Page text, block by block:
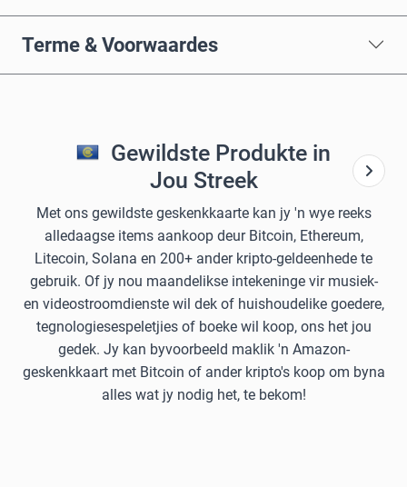
Terme & Voorwaardes
Gewildste Produkte in
Jou Streek
Met ons gewildste geskenkkaarte kan jy 'n wye reeks
alledaagse items aankoop deur Bitcoin, Ethereum,
Litecoin, Solana en 200+ ander kripto-geldeenhede te
gebruik. Of jy nou maandelikse intekeninge vir musiek-
en videostroomdienste wil dek of huishoudelike goedere,
tegnologiesespeletjies of boeke wil koop, ons het jou
gedek. Jy kan byvoorbeeld maklik 'n Amazon-
geskenkkaart met Bitcoin of ander kripto's koop om byna
alles wat jy nodig het, te bekom!